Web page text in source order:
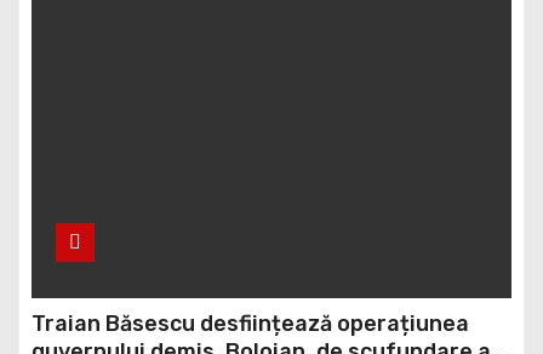
Traian Băsescu desființează operațiunea